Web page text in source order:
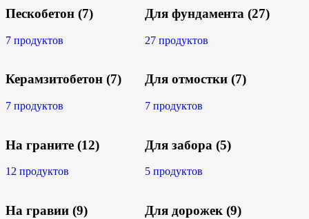
Пескобетон (7)
7 продуктов
Керамзитобетон (7)
7 продуктов
На граните (12)
12 продуктов
На гравии (9)
Для фундамента (27)
27 продуктов
Для отмостки (7)
7 продуктов
Для забора (5)
5 продуктов
Для дорожек (9)